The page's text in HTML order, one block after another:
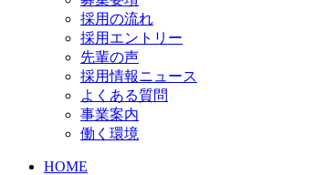
採用の流れ
採用エントリー
先輩の声
採用情報ニュース
よくある質問
事業案内
働く環境
HOME